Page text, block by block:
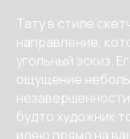
Тату в стиле
направление,
угольный эскиз.
ощущение
будто художник
идею прямо на